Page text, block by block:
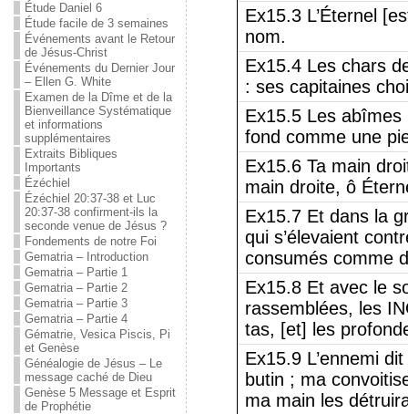
Étude Daniel 6
Étude facile de 3 semaines
Événements avant le Retour
de Jésus-Christ
Événements du Dernier Jour
– Ellen G. White
Examen de la Dîme et de la
Bienveillance Systématique
et informations
supplémentaires
Extraits Bibliques
Importants
Ézéchiel
Ézéchiel 20:37-38 et Luc
20:37-38 confirment-ils la
seconde venue de Jésus ?
Fondements de notre Foi
Gematria – Introduction
Gematria – Partie 1
Gematria – Partie 2
Gematria – Partie 3
Gematria – Partie 4
Gématrie, Vesica Piscis, Pi
et Genèse
Généalogie de Jésus – Le
message caché de Dieu
Genèse 5 Message et Esprit
de Prophétie
Ex15.3 L’Éternel
nom.
Ex15.4 Les chars
: ses capitaines
Ex15.5 Les
fond comme une
Ex15.6 Ta main
main droite, ô
Ex15.7 Et dans la
qui s’élevaient
consumés comme
Ex15.8 Et avec le
rassemblées, les
tas, [et] les
Ex15.9 L’ennemi
butin ; ma
ma main les